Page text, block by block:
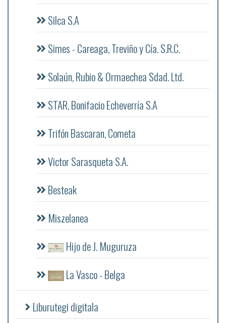
Silca S.A
Simes - Careaga, Treviño y Cía. S.R.C.
Solaún, Rubio & Ormaechea Sdad. Ltd.
STAR, Bonifacio Echeverría S.A
Trifón Bascaran, Cometa
Victor Sarasqueta S.A.
Besteak
Miszelanea
Hijo de J. Muguruza
La Vasco - Belga
Liburutegi digitala